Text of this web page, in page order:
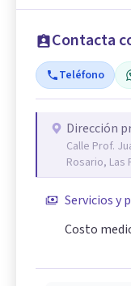
Contacta
Teléfono
Dirección
Calle Prof.
Rosario, Las
Servicios y
Costo